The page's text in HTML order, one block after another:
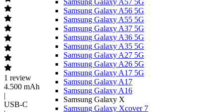
Samsung Galaxy A57 5G
Samsung Galaxy A56 5G
Samsung Galaxy A55 5G
Samsung Galaxy A37 5G
Samsung Galaxy A36 5G
Samsung Galaxy A35 5G
Samsung Galaxy A27 5G
Samsung Galaxy A26 5G
Samsung Galaxy A17 5G
Samsung Galaxy A17
Samsung Galaxy A16
Samsung Galaxy X
Samsung Galaxy Xcover 7
1 review
4.500 mAh
|
USB-C